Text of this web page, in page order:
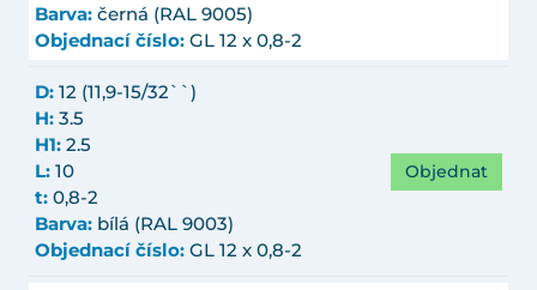
Barva: černá (RAL 9005)
Objednací číslo: GL 12 x 0,8-2
D: 12 (11,9-15/32``)
H: 3.5
H1: 2.5
L: 10
t: 0,8-2
Barva: bílá (RAL 9003)
Objednací číslo: GL 12 x 0,8-2
Objednat